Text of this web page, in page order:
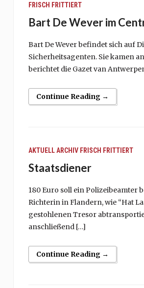
FRISCH FRITTIERT
Bart De Wever im
Bart De Wever befindet sich auf
Sicherheitsagenten. Sie kamen
berichtet die Gazet van
Continue Reading →
AKTUELLARCHIV FRISCH FRITTIERT
Staatsdiener
180 Euro soll ein Polizeibeamter
Richterin in Flandern, wie “Hat
gestohlenen Tresor
anschließend […]
Continue Reading →